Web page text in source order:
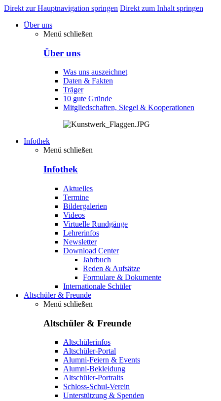
Direkt zur Hauptnavigation springen Direkt zum Inhalt springen
Über uns
Menü schließen
Über uns
Was uns auszeichnet
Daten & Fakten
Träger
10 gute Gründe
Mitgliedschaften, Siegel & Kooperationen
Infothek
Menü schließen
Infothek
Aktuelles
Termine
Bildergalerien
Videos
Virtuelle Rundgänge
Lehrerinfos
Newsletter
Download Center
Jahrbuch
Reden & Aufsätze
Formulare & Dokumente
Internationale Schüler
Altschüler & Freunde
Menü schließen
Altschüler & Freunde
Altschülerinfos
Altschüler-Portal
Alumni-Feiern & Events
Alumni-Bekleidung
Altschüler-Portraits
Schloss-Schul-Verein
Unterstützung & Spenden